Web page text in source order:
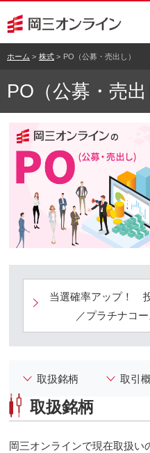
ホーム 株式 PO（公募・売出し）
PO（公募・売出
当選確率アップ！
／プラチナコ
取扱銘柄 取引
取扱銘柄
岡三オンラインで現在取扱い